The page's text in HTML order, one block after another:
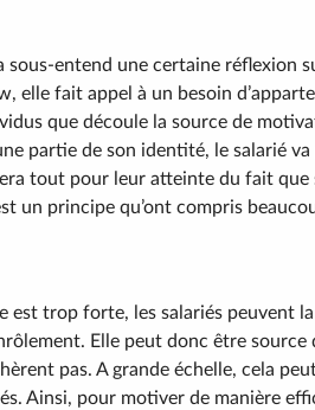
sous-entend une certaine réflexion
elle fait appel à un besoin
que découle la source de
partie de son identité, le salarié
tout pour leur atteinte du fait que
un principe qu’ont compris
est trop forte, les salariés peuvent
Elle peut donc être
pas. A grande échelle, cela
Ainsi, pour motiver de manière